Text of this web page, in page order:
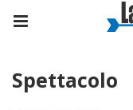
Spettacolo